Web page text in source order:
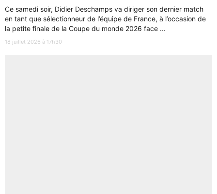
Ce samedi soir, Didier Deschamps va diriger son dernier match
en tant que sélectionneur de l’équipe de France, à l’occasion de
la petite finale de la Coupe du monde 2026 face ...
18 juillet 2026 à 17h30